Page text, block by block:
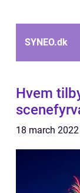
SYNEO.dk
Hvem
18 march 2022